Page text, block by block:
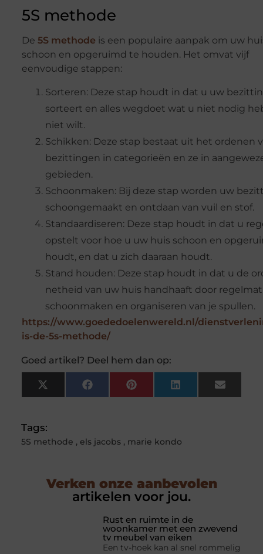
5S methode
De 5S methode is een populaire aanpak om uw
schoon en opgeruimd te houden. Het omvat vijf
eenvoudige stappen:
Sorteren: Deze stap houdt in dat u uw
sorteert en alles wegdoet wat u niet nodig
niet wilt.
Schikken: Deze stap bestaat uit het ordenen
bezittingen in categorieën en ze in
gebieden.
Schoonmaken: Bij deze stap worden uw
schoongemaakt en ontdaan van vuil en stof.
Standaardiseren: Deze stap houdt in dat u
opstelt voor hoe u uw huis schoon en
houdt, en dat u zich daaraan houdt.
Stand houden: Deze stap houdt in dat u de
netheid van uw huis handhaaft door
schoonmaken en organiseren van je spullen.
https://www.goededoelenwereld.nl/
is-de-5s-methode/
Goed artikel? Deel hem dan op:
X
(Twitter)
FacebookPinterestLinkedInEmail
Tags:
5S methode , els jacobs, marie kondo
Verken onze aanbevolen
artikelen voor jou.
Rust en ruimte in de
woonkamer met een zwevend
tv meubel van eiken
Een tv-hoek kan al snel rommelig